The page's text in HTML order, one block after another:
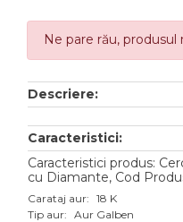
Accesorii
TIP METAL
Aur galben
Aur alb
Aur roz
Aur mixt
Ne pare rău,
Descriere:
Caracteristici:
Caracteristici produs:
cu Diamante, Cod
Carataj aur: 18 K
Tip aur: Aur Galben